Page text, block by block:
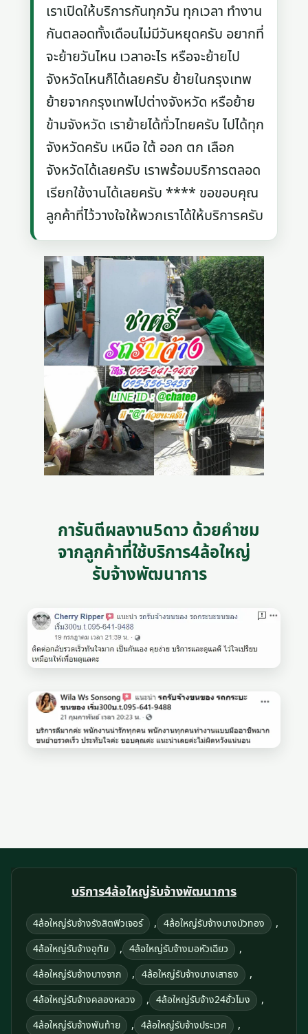
เราเปิดให้บริการกันทุกวัน ทุกเวลา ทำงาน
กันตลอดทั้งเดือนไม่มีวันหยุดครับ อยากที่
จะย้ายวันไหน เวลาอะไร หรือจะย้ายไป
จังหวัดไหนก็ได้เลยครับ ย้ายในกรุงเทพ
ย้ายจากกรุงเทพไปต่างจังหวัด หรือย้าย
ข้ามจังหวัด เราย้ายได้ทั่วไทยครับ ไปได้ทุก
จังหวัดครับ เหนือ ใต้ ออก ตก เลือก
จังหวัดได้เลยครับ เราพร้อมบริการตลอด
เรียกใช้งานได้เลยครับ **** ขอขอบคุณ
ลูกค้าที่ไว้วางใจให้พวกเราได้ให้บริการครับ
การันตีผลงาน5ดาว ด้วยคำชม
จากลูกค้าที่ใช้บริการ4ล้อใหญ่
รับจ้างพัฒนาการ
บริการ4ล้อใหญ่รับจ้างพัฒนาการ
4ล้อใหญ่รับจ้างรังสิตฟิวเจอร์ , 4ล้อใหญ่รับจ้างบางบัวทอง ,
4ล้อใหญ่รับจ้างอุทัย , 4ล้อใหญ่รับจ้างมอหัวเฉียว ,
4ล้อใหญ่รับจ้างบางจาก , 4ล้อใหญ่รับจ้างบางเสาธง ,
4ล้อใหญ่รับจ้างคลองหลวง , 4ล้อใหญ่รับจ้าง24ชั่วโมง ,
4ล้อใหญ่รับจ้างพันท้าย , 4ล้อใหญ่รับจ้างประเวศ ,